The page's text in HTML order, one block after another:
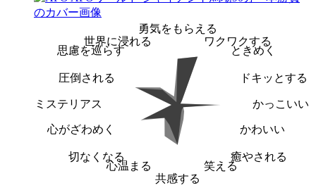
勇気をもらえる
ワクワクする
ときめく
ドキッとする
かっこいい
かわいい
癒やされる
笑える
共感する
心温まる
切なくなる
心がざわめく
ミステリアス
圧倒される
思慮を巡らす
世界に浸れる